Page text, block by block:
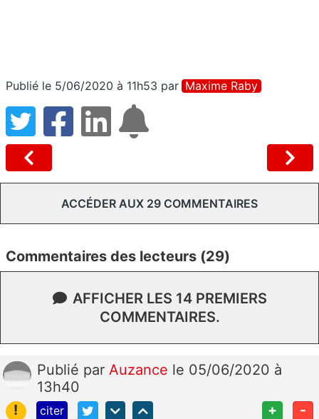
Publié le 5/06/2020 à 11h53 par Maxime Raby
ACCÉDER AUX 29 COMMENTAIRES
Commentaires des lecteurs (29)
AFFICHER LES 14 PREMIERS
COMMENTAIRES.
Publié par Auzance le 05/06/2020 à
13h40
!
citer + -